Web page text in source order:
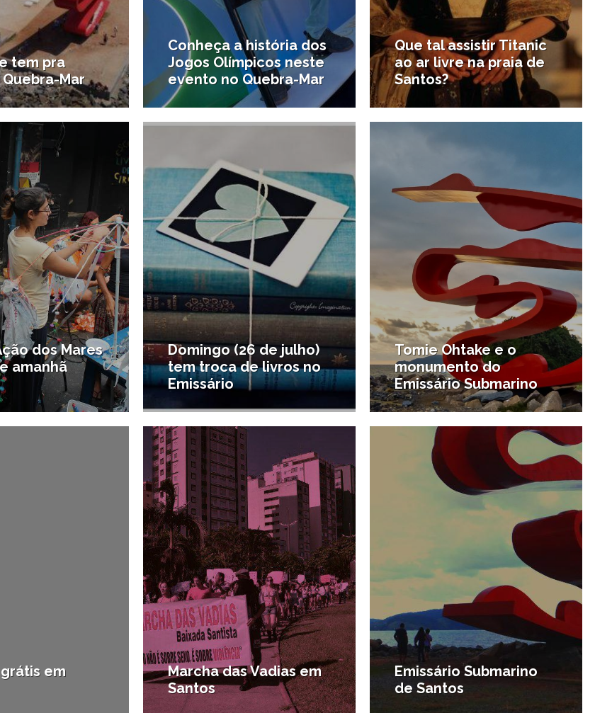
tem pra
Mar
Conheça a história dos
Jogos Olímpicos neste
evento no Quebra-Mar
Que tal assistir Titanic
ao ar livre na praia de
Santos?
1/02/2016
dos Mares
amanhã
24/07/2015
Domingo (26 de julho)
tem troca de livros no
Emissário
12/02/2015
Tomie Ohtake e o
monumento do
Emissário Submarino
3/03/2014
em
31/10/2013
Marcha das Vadias em
Santos
8/09/2013
Emissário Submarino
de Santos